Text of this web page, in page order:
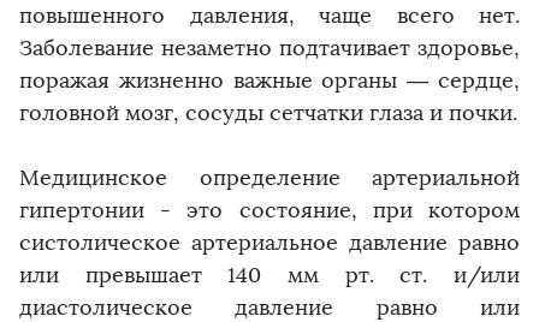
повышенного давления, чаще всего нет.
Заболевание незаметно подтачивает здоровье,
поражая жизненно важные органы — сердце,
головной мозг, сосуды сетчатки глаза и почки.
Медицинское определение артериальной
гипертонии - это состояние, при котором
систолическое артериальное давление равно
или превышает 140 мм рт. ст. и/или
диастолическое давление равно или